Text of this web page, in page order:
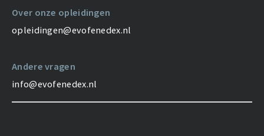
Over onze opleidingen
opleidingen@evofenedex.nl
Andere vragen
info@evofenedex.nl